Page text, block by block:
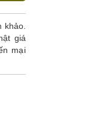
khảo.
giá
mại